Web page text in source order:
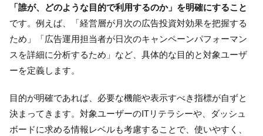
「誰が、どのような目的で利用するのか」を明確にすること
です。例えば、「経営層が月次の広告投資対効果を把握する
ため」「広告運用担当者が日次のキャンペーンパフォーマン
スを詳細に分析するため」など、具体的な目的と対象ユーザ
ーを定義します。
目的が明確であれば、必要な機能や表示すべき指標が自ずと
決まってきます。対象ユーザーのITリテラシーや、ダッシュ
ボードに求める情報レベルも考慮することで、使いやすく、